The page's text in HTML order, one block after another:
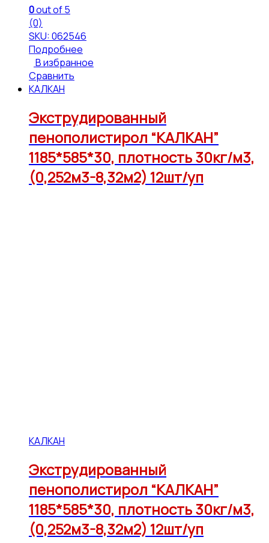
0out of 5
(0)
SKU: 062546
Подробнее
В избранное
Сравнить
КАЛКАН
Экструдированный
пенополистирол “КАЛКАН”
1185*585*30, плотность 30кг/м3,
(0,252м3-8,32м2) 12шт/уп
КАЛКАН
Экструдированный
пенополистирол “КАЛКАН”
1185*585*30, плотность 30кг/м3,
(0,252м3-8,32м2) 12шт/уп